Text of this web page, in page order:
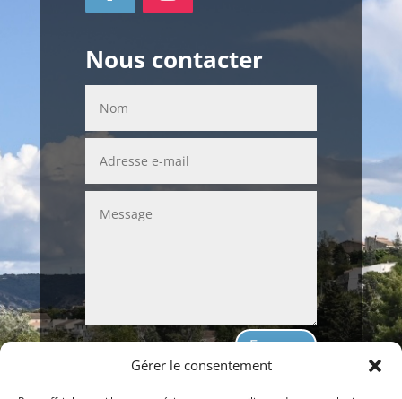
Gérer le consentement
Nous contacter
Envoyer